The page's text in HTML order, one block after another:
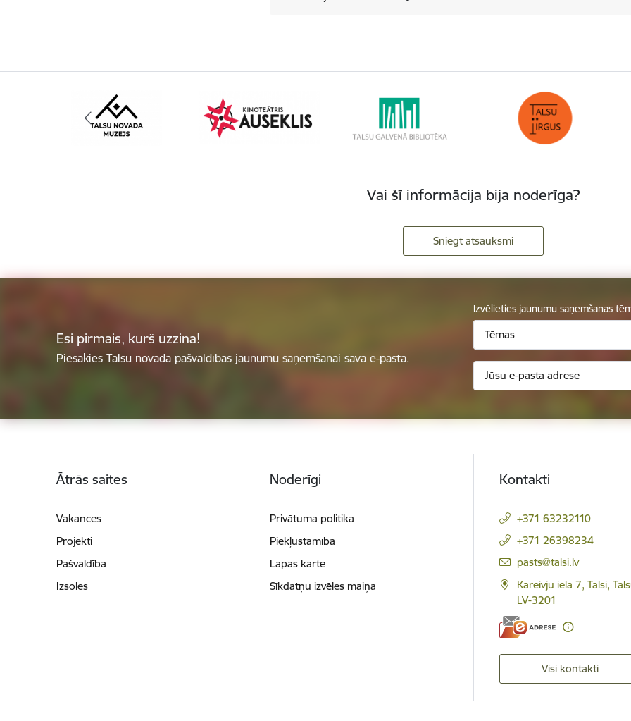
Vai šī informācija bija noderīga?
Sniegt atsauksmi
Esi pirmais, kurš uzzina!
Piesakies Talsu novada pašvaldības jaunumu saņemšanai savā e-pastā.
Izvēlieties jaunumu saņemšanas
Tēmas
Ātrās saites
Vakances
Projekti
Pašvaldība
Izsoles
Noderīgi
Privātuma politika
Piekļūstamība
Lapas karte
Sīkdatņu izvēles maiņa
Kontakti
+371 63232110
+371 26398234
E-pasts:
pasts@talsi.lv
Kareivju iela 7, Talsi,
LV-3201
Visi kontakti